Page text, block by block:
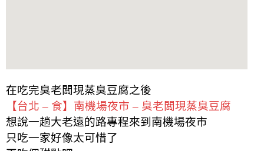
在吃完臭老闆現蒸臭豆腐之後
【台北 – 食】南機場夜市 – 臭老闆現蒸臭豆腐
想說一趟大老遠的路專程來到南機場夜市
只吃一家好像太可惜了